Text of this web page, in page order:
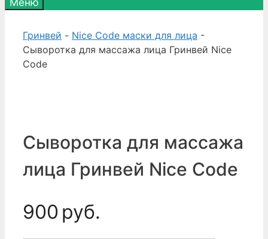
Меню
Гринвей - Nice Code маски для лица -
Сыворотка для массажа лица Гринвей Nice
Code
Сыворотка для массажа
лица Гринвей Nice Code
900 руб.